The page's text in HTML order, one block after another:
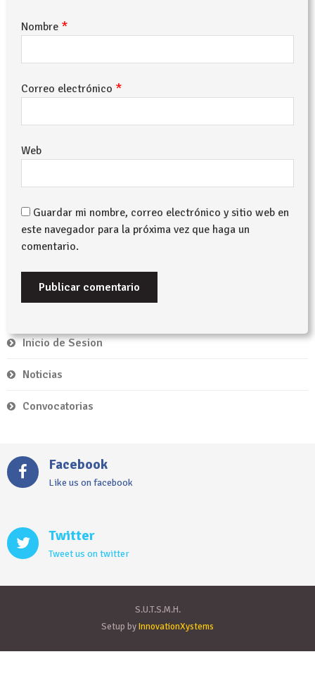
Nombre *
Correo electrónico *
Web
Guardar mi nombre, correo electrónico y sitio web en
este navegador para la próxima vez que haga un
comentario.
Inicio de Sesion
Noticias
Convocatorias
Facebook
Like us on facebook
Twitter
Tweet us on twitter
S.U.T.S.M.H.
Setup byInnovationXystems